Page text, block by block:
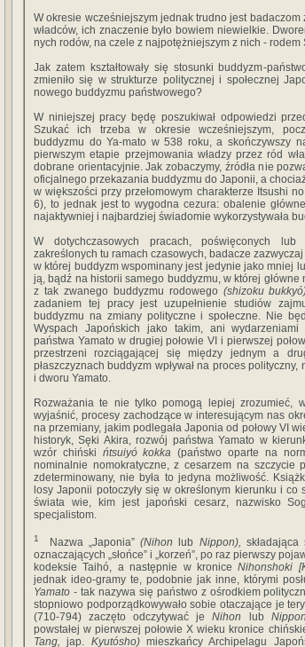
W okresie wcześniejszym jednak trudno jest
władców, ich znaczenie było bowiem niewielkie.
nych rodów, na czele z najpotężniejszym z nich - rodem
Jak zatem kształtowały się stosunki buddyzm-
zmieniło się w strukturze po­litycznej i społecznej
nowego buddyzmu państwowego?
W niniejszej pracy będę poszukiwał odpowiedzi
Szukać ich trzeba w okresie wcześniej­szym,
buddyzmu do Ya-mato w 538 roku, a skończywszy
pierwszym etapie przejmowania władzy przez ród
dobrane orientacyjnie. Jak zobaczymy, źródła nie
oficjalnego przekazania buddyzmu do Japonii, a
w większości przy przełomowym charakterze Itsushi
6), to jednak jest to wygodna cezura: obalenie
najaktywniej i najbardziej świadomie wykorzystywała
W dotychczasowych pracach, poświęconych
zakreślonych tu ramach czasowych, badacze
w której bud­dyzm wspominany jest jedynie jako mniej
ją, bądź na historii samego buddyzmu, w której
z tak zwanego buddyzmu rodowego (shizoku
zadaniem tej pracy jest uzupełnienie studiów
buddyzmu na zmiany polityczne i społeczne. Nie
Wyspach Japońskich jako takim, ani wydarzeniami
państwa Yamato w drugiej połowie VI i pierwszej
przestrzeni rozciągającej się między jednym a
płaszczyznach buddyzm wpływał na pro­ces
i dworu Yamato.
Rozważania te nie tylko pomogą lepiej zrozumieć,
wyjaśnić, procesy zachodzące w interesującym nas
na przemiany, jakim podlegała Japonia od połowy VI
historyk, Sęki Akira, rozwój pań­stwa Yamato w
wzór chiński ńtsuiyó kokka(państwo oparte na
nominalnie nomokratyczne, z cesarzem na szczycie
zdeterminowany, nie była to jedyna możliwość.
losy Japonii potoczyły się w określonym kierunku i co
świata wie, kim jest japoń­ski cesarz, nazwisko
specjalistom.
1 Nazwa „Japonia”(Nihon lub Nippon),
oznaczających „słońce” i „korzeń”, po raz pierwszy
kodeksie Taihó, a następnie w kroniceNihonshoki
jednak ideo-gramy te, podobnie jak inne, którymi
Yamato - tak nazywa się państwo z ośrodkiem
stopniowo podporządkowywało sobie otaczające je
(710-794) zaczęto odczytywać jeNihon lub
powstałej w pierwszej połowie X wieku kronice
Tang,jap. Kyutósho)mieszkańcy Archipelagu